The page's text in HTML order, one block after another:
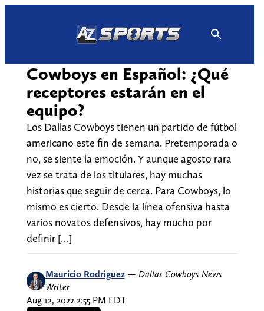
Cowboys en Español: ¿Qué
receptores estarán en el
equipo?
Los Dallas Cowboys tienen un partido de fútbol
americano este fin de semana. Pretemporada o
no, se siente la emoción. Y aunque agosto rara
vez se trata de los titulares, hay muchas
historias que seguir de cerca. Para Cowboys, lo
mismo es cierto. Desde la línea ofensiva hasta
varios novatos defensivos, hay mucho por
definir […]
Mauricio Rodriguez — Dallas Cowboys News
Writer
Aug 12, 2022 2:55 PM EDT